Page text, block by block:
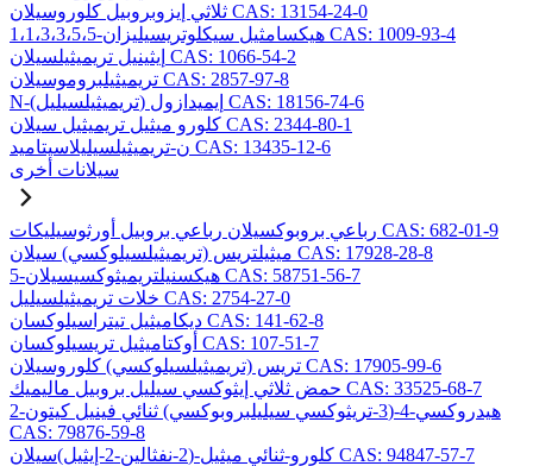
ثلاثي إيزوبروبيل كلوروسيلان CAS: 13154-24-0
1،1،3،3،5،5-هيكسامثيل سيكلوتريسيليزان CAS: 1009-93-4
إيثينيل تريميثيلسيلان CAS: 1066-54-2
تريميثيلبروموسيلان CAS: 2857-97-8
N-(تريميثيلسيليل) إيميدازول CAS: 18156-74-6
كلورو ميثيل تريميثيل سيلان CAS: 2344-80-1
ن-تريميثيلسيليلاسيتاميد CAS: 13435-12-6
سيلانات أخرى
رباعي بروبوكسيلان رباعي بروبيل أورثوسيليكات CAS: 682-01-9
ميثيلتريس (تريميثيلسيلوكسي) سيلان CAS: 17928-28-8
5-هيكسنيلتريميثوكسيسيلان CAS: 58751-56-7
خلات تريميثيلسيليل CAS: 2754-27-0
ديكاميثيل تيتراسيلوكسان CAS: 141-62-8
أوكتاميثيل تريسيلوكسان CAS: 107-51-7
تريس (تريميثيلسيلوكسي) كلوروسيلان CAS: 17905-99-6
حمض ثلاثي إيثوكسي سيليل بروبيل ماليميك CAS: 33525-68-7
2-هيدروكسي-4-(3-تريثوكسي سيليلبروبوكسي) ثنائي فينيل كيتون
CAS: 79876-59-8
كلورو-ثنائي ميثيل-(2-نفثالين-2-إيثيل)سيلان CAS: 94847-57-7